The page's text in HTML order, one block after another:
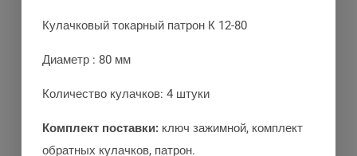
Кулачковый токарный патрон К 12-80
Диаметр : 80 мм
Количество кулачков: 4 штуки
Комплект поставки: ключ зажимной, комплект
обратных кулачков, патрон.